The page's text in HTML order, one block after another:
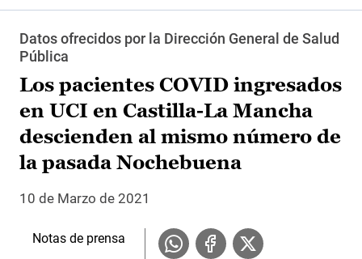
Datos ofrecidos por la Dirección General de Salud
Pública
Los pacientes COVID ingresados
en UCI en Castilla-La Mancha
descienden al mismo número de
la pasada Nochebuena
10 de Marzo de 2021
Notas de prensa